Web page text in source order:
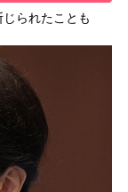
られたことも